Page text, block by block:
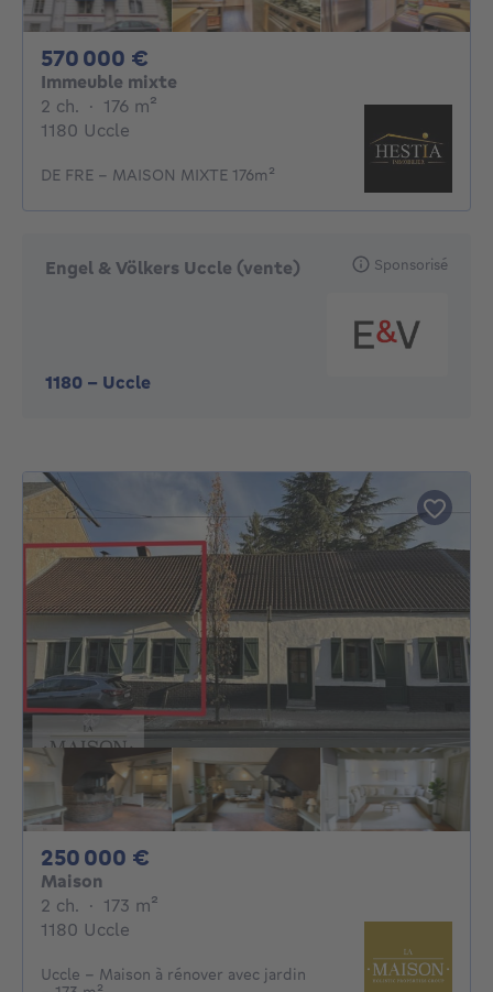
570 000 €
Immeuble mixte
2 ch. 2 chambres
· 176 m²
1180 Uccle
DE FRE - MAISON MIXTE 176m²
Engel & Völkers Uccle (vente)
1180 - Uccle
Sponsorisé
250 000 €
Maison
2 ch. 2 chambres
· 173 m²
1180 Uccle
Uccle – Maison à rénover avec jardin